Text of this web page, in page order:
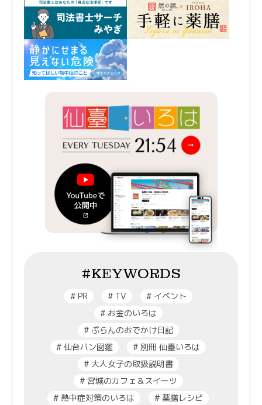
#KEYWORDS
#PR #TV #イベント
#お金のいろは
#ぷらんのおでかけ日記
# 仙台パン図鑑 # 別冊 仙臺いろは
#大人女子の取扱説明書
#宮城のカフェ＆スイーツ
# 熱中症対策のいろは # 薬膳レシピ